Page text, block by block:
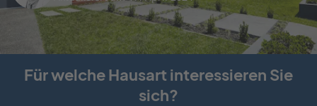
Für welche Hausart interessieren Sie
sich?